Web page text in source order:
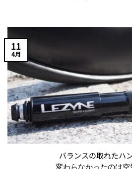
バランスの取れたハ
変わらなかったのは空
11
4月